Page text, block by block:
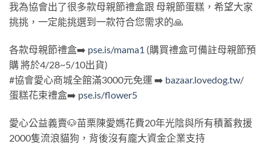
我為協會出了很多款母親節禮盒跟 母親節蛋糕，希望大家
挑挑，一定能挑選到一款符合您需求的🙏
各款母親節禮盒➡️ pse.is/mama1 (購買禮盒可備註母親節預
購 將於4/28~5/10出貨)
#協會愛心商城全館滿3000元免運 ➡️ bazaar.lovedog.tw/
蛋糕花束禮盒➡️ pse.is/flower5
愛心公益義賣🐶苗栗陳愛媽花費20年光陰與所有積蓄救援
2000隻流浪貓狗，背後沒有龐大資金企業支持